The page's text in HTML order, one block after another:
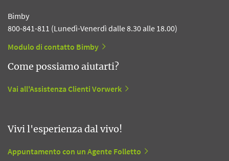
Bimby
800-841-811 (Lunedì-Venerdì dalle 8.30 alle 18.00)
Modulo di contatto Bimby
Come possiamo aiutarti?
Vai all'Assistenza Clienti Vorwerk
Vivi l'esperienza dal vivo!
Appuntamento con un Agente Folletto